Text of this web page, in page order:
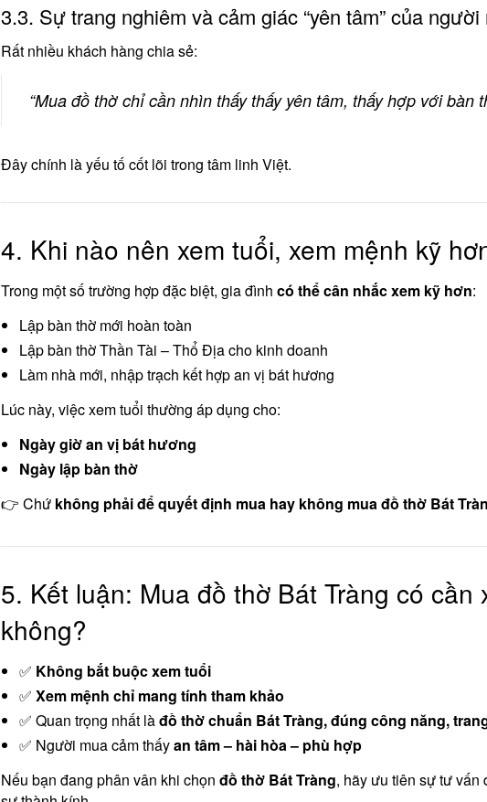
3.3. Sự trang nghiêm và cảm giác “yên tâm” của người
Rất nhiều khách hàng chia sẻ:
“Mua đồ thờ chỉ cần nhìn thấy thấy yên tâm, thấy hợp với bàn
Đây chính là yếu tố cốt lõi trong tâm linh Việt.
4. Khi nào nên xem tuổi, xem mệnh kỹ
Trong một số trường hợp đặc biệt, gia đình có thể cân nhắc xem kỹ hơn:
Lập bàn thờ mới hoàn toàn
Lập bàn thờ Thần Tài – Thổ Địa cho kinh doanh
Làm nhà mới, nhập trạch kết hợp an vị bát hương
Lúc này, việc xem tuổi thường áp dụng cho:
Ngày giờ an vị bát hương
Ngày lập bàn thờ
👉 Chứ không phải để quyết định mua hay không mua đồ thờ Bát
5. Kết luận: Mua đồ thờ Bát Tràng có cần
không?
✅ Không bắt buộc xem tuổi
✅ Xem mệnh chỉ mang tính tham khảo
✅ Quan trọng nhất làđồ thờ chuẩn Bát Tràng, đúng công năng,
✅ Người mua cảm thấyan tâm – hài hòa – phù hợp
Nếu bạn đang phân vân khi chọn đồ thờ Bát Tràng, hãy ưu tiên sự tư vấn